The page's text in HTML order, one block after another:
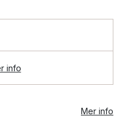
info
Mer info